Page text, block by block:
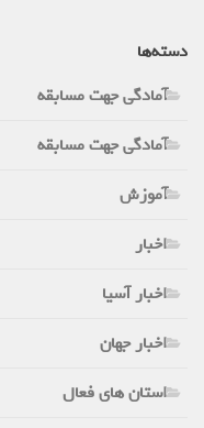
دسته‌ها
آمادگی جهت مسابقه
آمادگی جهت مسابقه
آموزش
اخبار
اخبار آسیا
اخبار جهان
استان های فعال